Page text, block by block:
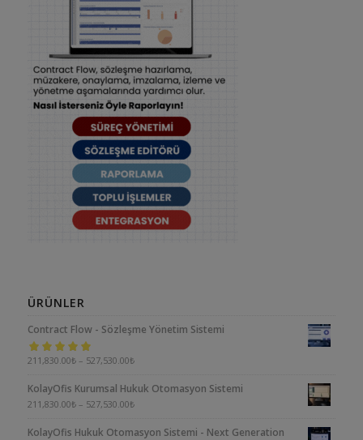
ÜRÜNLER
Contract Flow - Sözleşme Yönetim Sistemi
5 üzerinden
211,830.00₺ – 527,530.00₺
KolayOfis Kurumsal Hukuk Otomasyon Sistemi
211,830.00₺ – 527,530.00₺
KolayOfis Hukuk Otomasyon Sistemi - Next Generation